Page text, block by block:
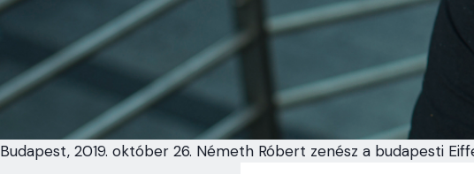
Budapest, 2019. október 26. Németh Róbert zenész a budapesti